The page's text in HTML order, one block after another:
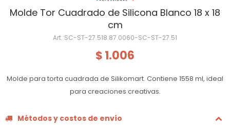
Molde Tor Cuadrado de Silicona Blanco 18 x 18
cm
SC-ST-27.518.87.0060-SC-ST-27.51
$ 1.006
Molde para torta cuadrada de Silikomart. Contiene 1558 ml, ideal
para creaciones creativas.
Métodos y costos de envío